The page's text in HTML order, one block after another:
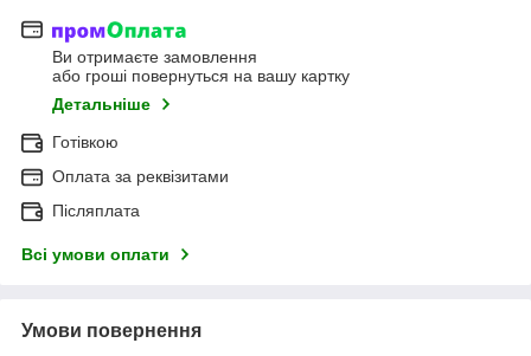
Ви отримаєте замовлення
або гроші повернуться на вашу картку
Детальніше
Готівкою
Оплата за реквізитами
Післяплата
Всі умови оплати
Умови повернення